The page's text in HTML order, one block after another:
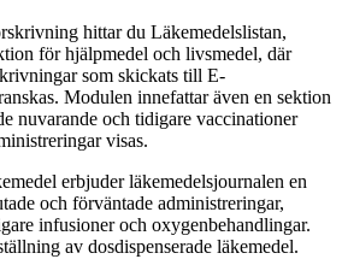
hittar du Läkemedelslistan,
för hjälpmedel och livsmedel, där
som skickats till E-
Modulen innefattar även en sektion
nuvarande och tidigare vaccinationer
visas.
erbjuder läkemedelsjournalen en
och förväntade administreringar,
infusioner och oxygenbehandlingar.
av dosdispenserade läkemedel.